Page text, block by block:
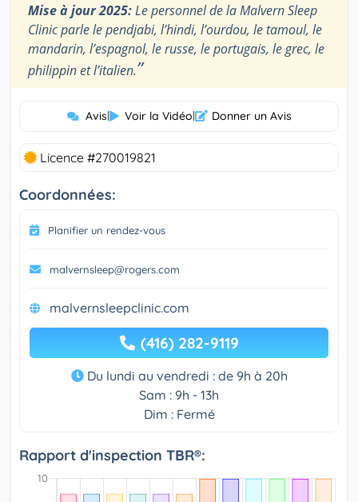
Mise à jour 2025:Le personnel de la Malvern Sleep
Clinic parle le pendjabi, l’hindi, l’ourdou, le tamoul, le
mandarin, l’espagnol, le russe, le portugais, le grec, le
philippin et l’italien.”
Avis| Voir la Vidéo| Donner un Avis
Licence #270019821
Coordonnées:
Planifier un rendez-vous
malvernsleep@rogers.com
malvernsleepclinic.com
(416) 282-9119
Du lundi au vendredi : de 9h à 20h
Sam : 9h - 13h
Dim : Fermé
Rapport d'inspection TBR®: